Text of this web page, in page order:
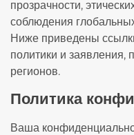
прозрачности,
соблюдения
Ниже приведены
политики и
регионов.
Политика
Ваша